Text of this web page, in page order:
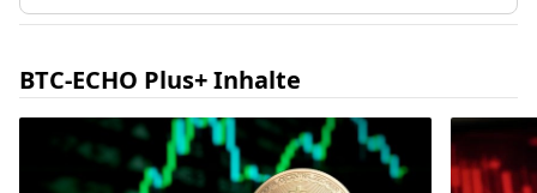
BTC-ECHO Plus+ Inhalte